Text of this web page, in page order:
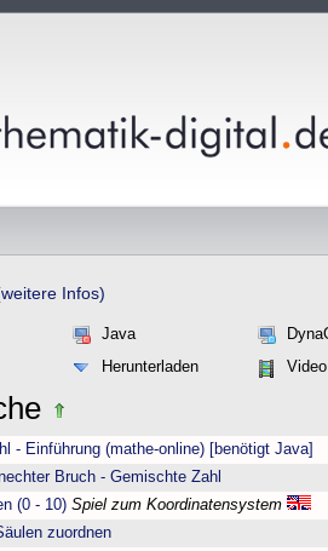
Infos)
Java
Herunterladen Video
- Einführung (mathe-online) [benötigt Java]
Bruch - Gemischte Zahl
(0 - 10) Spiel zum Koordinatensystem
zuordnen